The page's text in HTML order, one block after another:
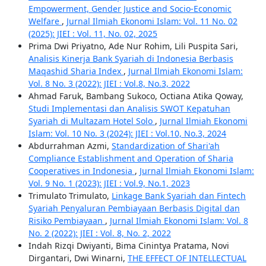
Empowerment, Gender Justice and Socio-Economic
Welfare , Jurnal Ilmiah Ekonomi Islam: Vol. 11 No. 02
(2025): JIEI : Vol. 11, No. 02, 2025
Prima Dwi Priyatno, Ade Nur Rohim, Lili Puspita Sari,
Analisis Kinerja Bank Syariah di Indonesia Berbasis
Maqashid Sharia Index , Jurnal Ilmiah Ekonomi Islam:
Vol. 8 No. 3 (2022): JIEI : Vol.8, No.3, 2022
Ahmad Faruk, Bambang Sukoco, Octiana Atika Qoway,
Studi Implementasi dan Analisis SWOT Kepatuhan
Syariah di Multazam Hotel Solo , Jurnal Ilmiah Ekonomi
Islam: Vol. 10 No. 3 (2024): JIEI : Vol.10, No.3, 2024
Abdurrahman Azmi, Standardization of Shari'ah
Compliance Establishment and Operation of Sharia
Cooperatives in Indonesia , Jurnal Ilmiah Ekonomi Islam:
Vol. 9 No. 1 (2023): JIEI : Vol.9, No.1, 2023
Trimulato Trimulato, Linkage Bank Syariah dan Fintech
Syariah Penyaluran Pembiayaan Berbasis Digital dan
Risiko Pembiayaan , Jurnal Ilmiah Ekonomi Islam: Vol. 8
No. 2 (2022): JIEI : Vol. 8, No. 2, 2022
Indah Rizqi Dwiyanti, Bima Cinintya Pratama, Novi
Dirgantari, Dwi Winarni, THE EFFECT OF INTELLECTUAL